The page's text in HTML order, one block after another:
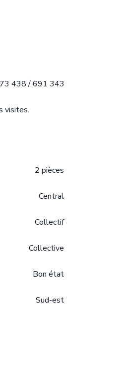
438 / 691 343
visites.
2 pièces
Central
Collectif
Collective
Bon état
Sud-est